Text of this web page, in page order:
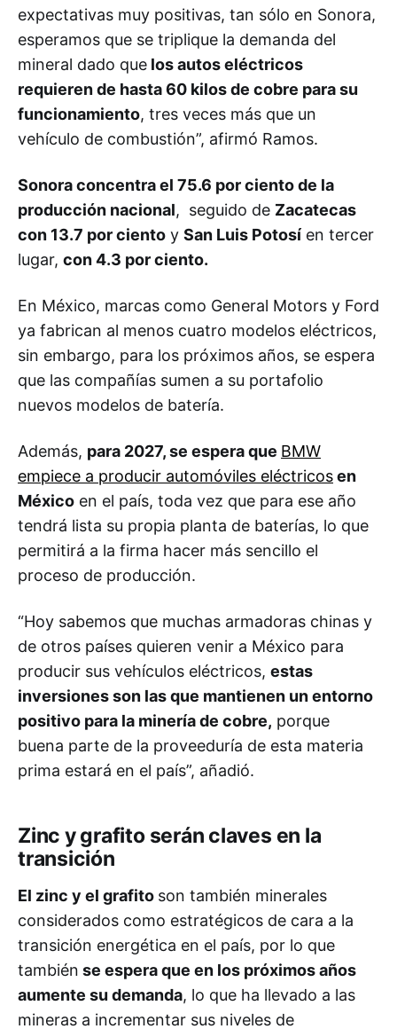
expectativas muy positivas, tan sólo en Sonora,
esperamos que se triplique la demanda del
mineral dado que los autos eléctricos
requieren de hasta 60 kilos de cobre para su
funcionamiento, tres veces más que un
vehículo de combustión”, afirmó Ramos.
Sonora concentra el 75.6 por ciento de la
producción nacional, seguido de Zacatecas
con 13.7 por ciento y San Luis Potosí en tercer
lugar, con 4.3 por ciento.
En México, marcas como General Motors y Ford
ya fabrican al menos cuatro modelos eléctricos,
sin embargo, para los próximos años, se espera
que las compañías sumen a su portafolio
nuevos modelos de batería.
Además, para 2027, se espera que BMW
empiece a producir automóviles eléctricosen
México en el país, toda vez que para ese año
tendrá lista su propia planta de baterías, lo que
permitirá a la firma hacer más sencillo el
proceso de producción.
“Hoy sabemos que muchas armadoras chinas y
de otros países quieren venir a México para
producir sus vehículos eléctricos, estas
inversiones son las que mantienen un entorno
positivo para la minería de cobre, porque
buena parte de la proveeduría de esta materia
prima estará en el país”, añadió.
Zinc y grafito serán claves en la
transición
El zinc y el grafito son también minerales
considerados como estratégicos de cara a la
transición energética en el país, por lo que
también se espera que en los próximos años
aumente su demanda, lo que ha llevado a las
mineras a incrementar sus niveles de